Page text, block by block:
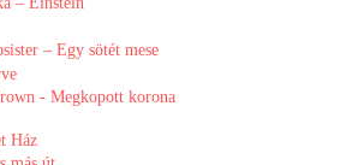
– Egy sötét mese
- Megkopott korona
Ház